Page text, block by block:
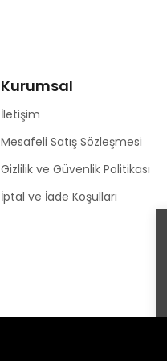
Kurumsal
İletişim
Mesafeli Satış Sözleşmesi
Gizlilik ve Güvenlik Politikası
İptal ve İade Koşulları